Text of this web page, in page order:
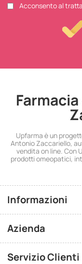
Acconsento al
Upfarma è un
Antonio Zaccariello,
vendita on line. Con
prodotti omeopatici,
Informazioni
Azienda
Servizio Clienti